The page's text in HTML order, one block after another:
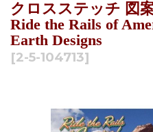
クロスステッチ 図
Ride the Rails of
Earth Designs
[2-5-104713]